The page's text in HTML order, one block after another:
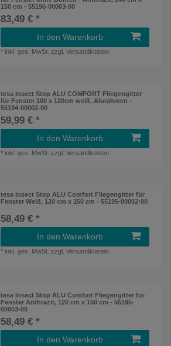
150 cm - 55196-00003-00
83,49 € *
In den Warenkorb
* inkl. ges. MwSt. zzgl.Versandkosten
tesa Insect Stop ALU COMFORT Fliegengitter
für Fenster 100 x 120cm weiß, Alurahmen -
55194-00002-00
59,99 € *
In den Warenkorb
* inkl. ges. MwSt. zzgl.Versandkosten
tesa Insect Stop ALU Comfort Fliegengitter für
Fenster Weiß, 120 cm x 150 cm - 55195-00002-00
58,49 € *
In den Warenkorb
* inkl. ges. MwSt. zzgl.Versandkosten
tesa Insect Stop ALU Comfort Fliegengitter für
Fenster Anthrazit, 120 cm x 150 cm - 55195-
00003-00
58,49 € *
In den Warenkorb